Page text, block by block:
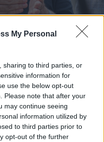
My Personal
sharing to third parties, or
information for
use the below opt-out
Please note that after your
may continue seeing
information utilized by
to third parties prior to
opt-out of the further
az